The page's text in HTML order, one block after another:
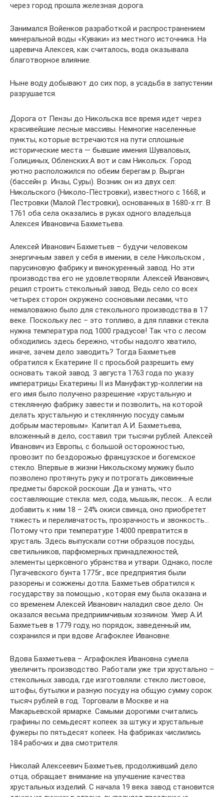
через город прошла железная дорога.
Занимался Войенков разработкой и распространением
минеральной воды «Куваки» из местного источника. На
царевича Алексея, как считалось, вода оказывала
благотворное влияние.
Ныне воду добывают до сих пор, а усадьба в запустении
разрушается.
Дорога от Пензы до Никольска все время идет через
красивейшие лесные массивы. Немногие населенные
пункты, которые встречаются на пути сплошные
исторические места — бывшие имения Шуваловых,
Голициных, Обленских.А вот и сам Никольск. Город
уютно расположился по обеим берегам р. Вырган
(бассейн р. Инзы, Суры). Возник он из двух сел:
Никольского (Николо-Пёстровки), известного с 1668, и
Пестровки (Малой Пестровки), основанных в 1680-х гг. В
1761 оба села оказались в руках одного владельца
Алексея Ивановича Бахметьева.
Алексей Иванович Бахметьев – будучи человеком
энергичным завел у себя в имении, в селе Никольском ,
парусиновую фабрику и винокуренный завод. Но эти
производства его не удовлетворяли. Алексей Иванович,
решил строить стекольный завод. Ведь село со всех
четырех сторон окружено сосновыми лесами, что
немаловажно было для стекольного производства в 17
веке. Поскольку лес – это топливо, а для плавки стекла
нужна температура под 1000 градусов! Так что с лесом
обходились здесь бережно, чтобы надолго хватило,
иначе, зачем дело заводить? Тогда Бахметьев
обратился к Екатерине II с просьбой разрешить ему
основать такой завод. 3 августа 1763 года по указу
императрицы Екатерины II из Мануфактур-коллегии на
его имя было получено разрешение «хрустальную и
стеклянную фабрику завести и позволить, на которой
делать хрустальную и стеклянную посуду самым
добрым мастеровым». Капитал А.И. Бахметьева,
вложенный в дело, составил три тысячи рублей. Алексей
Иванович из Европы, с большой осторожностью,
провозит по бездорожью французское и богемское
стекло. Впервые в жизни Никольскому мужику было
позволено протянуть руку и потрогать диковинные
предметы барской роскоши. Да и узнать, что
составляющие стекла: мел, сода, мышьяк, песок… А если
добавить к ним 18 – 24% окиси свинца, оно приобретет
тяжесть и переливчатость, прозрачность и звонкость…
Потому что при температуре 14000 превратится в
хрусталь. Здесь выпускали сотни образцов посуды,
светильников, парфюмерных принадлежностей,
элементы церковного убранства и утвари. Однако, после
Пугачевского бунта 1775г., все предприятия были
разорены и сожжены дотла. Бахметьев обратился к
государству за помощью , которая ему была оказана и
со временем Алексей Иванович наладил свое дело. Он
оказался весьма предприимчивым хозяином. Умер А.И.
Бахметьев в 1779 году, но порядок, заведенный им,
сохранился и при вдове Агафоклее Ивановне.
Вдова Бахметьева – Аграфоклея Ивановна сумела
увеличить производство. Работали уже три хрустально –
стекольных завода, где изготовляли: стекло листовое,
штофы, бутылки и разную посуду на общую сумму сорок
тысяч рублей в год. Торговали в Москве и на
Макарьевской ярмарке. Самыми дорогими считались
графины по семьдесят копеек за штуку и хрустальные
фужеры по пятьдесят копеек. На фабриках числились
184 рабочих и два смотрителя.
Николай Алексеевич Бахметьев, продолживший дело
отца, обращает внимание на улучшение качества
хрустальных изделий. С начала 19 века завод становится